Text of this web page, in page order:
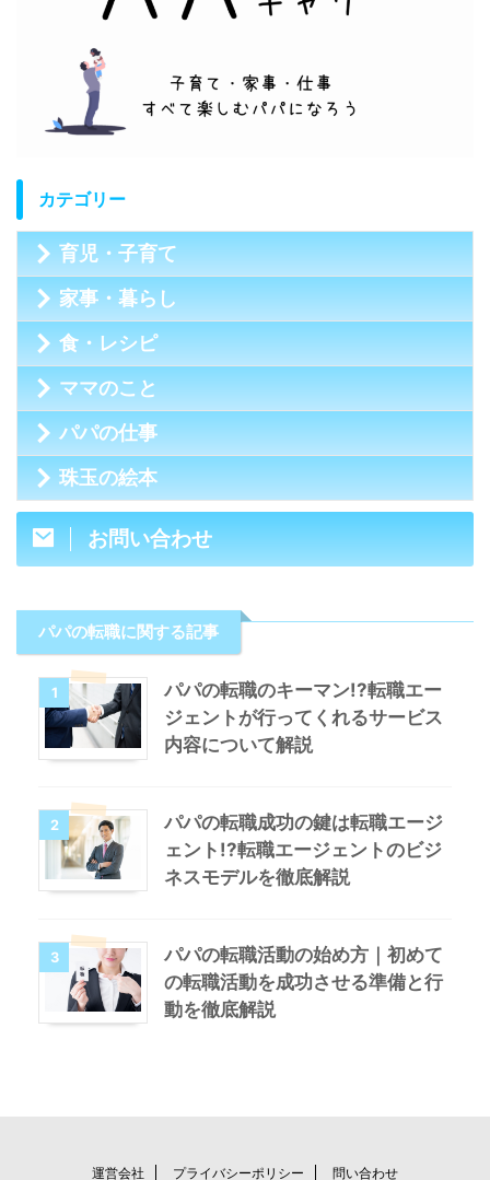
カテゴリー
育児・子育て
家事・暮らし
食・レシピ
ママのこと
パパの仕事
珠玉の絵本
お問い合わせ
パパの転職に関する記事
1
パパの転職のキーマン!?転職エー
ジェントが行ってくれるサービス
内容について解説
2
パパの転職成功の鍵は転職エージ
ェント!?転職エージェントのビジ
ネスモデルを徹底解説
3
パパの転職活動の始め方｜初めて
の転職活動を成功させる準備と行
動を徹底解説
運営会社 プライバシーポリシー 問い合わせ